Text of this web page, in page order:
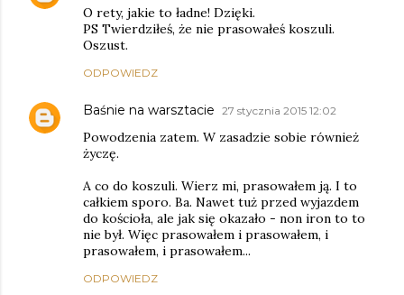
O rety, jakie to ładne! Dzięki.
PS Twierdziłeś, że nie prasowałeś koszuli.
Oszust.
ODPOWIEDZ
Baśnie na warsztacie 27 stycznia 2015 12:02
Powodzenia zatem. W zasadzie sobie również
życzę.
A co do koszuli. Wierz mi, prasowałem ją. I to
całkiem sporo. Ba. Nawet tuż przed wyjazdem
do kościoła, ale jak się okazało - non iron to to
nie był. Więc prasowałem i prasowałem, i
prasowałem, i prasowałem...
ODPOWIEDZ